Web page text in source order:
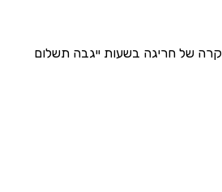
של חריגה בשעות ייגבה תשלום